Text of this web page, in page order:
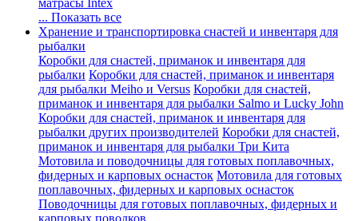
матрасы Intex
... Показать все
Хранение и транспортировка снастей и инвентаря для
рыбалки
Коробки для снастей, приманок и инвентаря для
рыбалки Коробки для снастей, приманок и инвентаря
для рыбалки Meiho и Versus Коробки для снастей,
приманок и инвентаря для рыбалки Salmo и Lucky John
Коробки для снастей, приманок и инвентаря для
рыбалки других производителей Коробки для снастей,
приманок и инвентаря для рыбалки Три Кита
Мотовила и поводочницы для готовых поплавочных,
фидерных и карповых оснасток Мотовила для готовых
поплавочных, фидерных и карповых оснасток
Поводочницы для готовых поплавочных, фидерных и
карповых поводков